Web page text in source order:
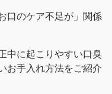
口のケア不足が」関係
中に起こりやすい口臭
お手入れ方法をご紹介